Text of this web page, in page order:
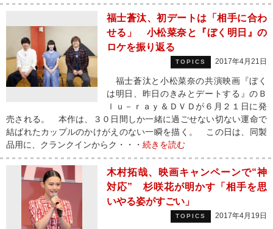
福士蒼汰、初デートは「相手に合わ
せる」 小松菜奈と『ぼく明日』の
ロケを振り返る
TOPICS 2017年4月21日
福士蒼汰と小松菜奈の共演映画『ぼく
は明日、昨日のきみとデートする』のＢ
ｌｕ－ｒａｙ＆ＤＶＤが６月２１日に発
売される。 本作は、３０日間しか一緒に過ごせない切ない運命で
結ばれたカップルのかけがえのない一瞬を描く。 この日は、同製
品用に、クランクインからク・・・ 続きを読む
木村拓哉、映画キャンペーンで“神
対応” 杉咲花が明かす「相手を思
いやる姿がすごい」
TOPICS 2017年4月19日